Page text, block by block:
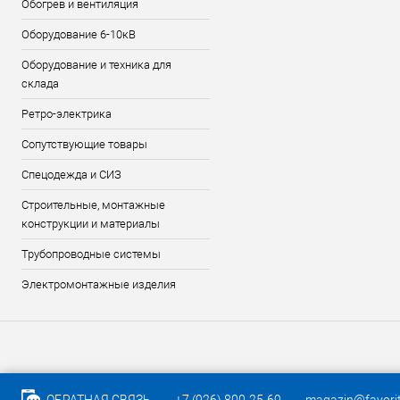
Обогрев и вентиляция
Оборудование 6-10кВ
Оборудование и техника для
склада
Ретро-электрика
Сопутствующие товары
Спецодежда и СИЗ
Строительные, монтажные
конструкции и материалы
Трубопроводные системы
Электромонтажные изделия